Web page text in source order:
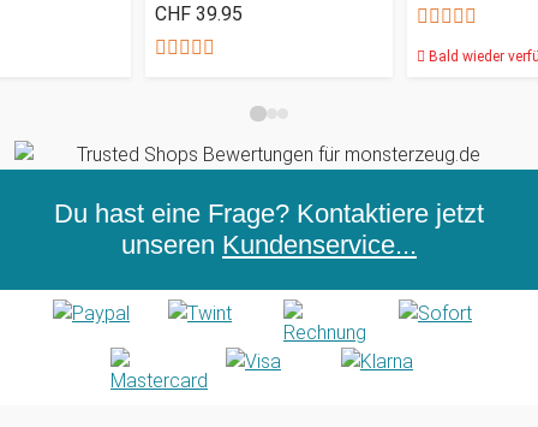
CHF 39.95
Bald wieder
Du hast eine Frage? Kontaktiere jetzt
unseren Kundenservice...